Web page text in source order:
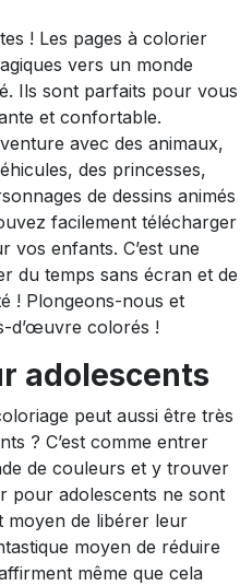
! Les pages à colorier
vers un monde
Ils sont parfaits pour vous
et confortable.
avec des animaux,
des princesses,
de dessins animés
facilement télécharger
vos enfants. C’est une
du temps sans écran et de
! Plongeons-nous et
d’œuvre colorés !
adolescents
peut aussi être très
? C’est comme entrer
de couleurs et y trouver
pour adolescents ne sont
moyen de libérer leur
moyen de réduire
même que cela